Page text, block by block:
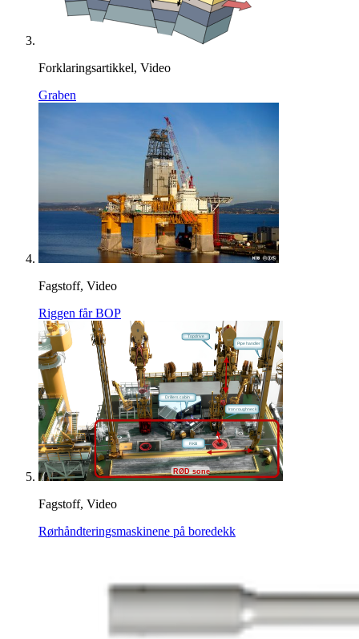
Forklaringsartikkel, Video
Graben
Fagstoff, Video
Riggen får BOP
Fagstoff, Video
Rørhåndteringsmaskinene på boredekk